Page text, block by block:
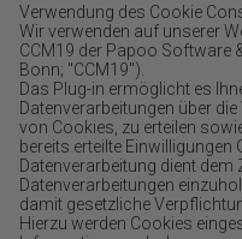
Verwendung des Cookie
Wir verwenden auf unserer
CCM19 der Papoo Software
Bonn; "CCM19").
Das Plug-in ermöglicht es
Datenverarbeitungen über
von Cookies, zu erteilen
bereits erteilte Einwilligungen
Datenverarbeitung dient
Datenverarbeitungen
damit gesetzliche
Hierzu werden Cookies